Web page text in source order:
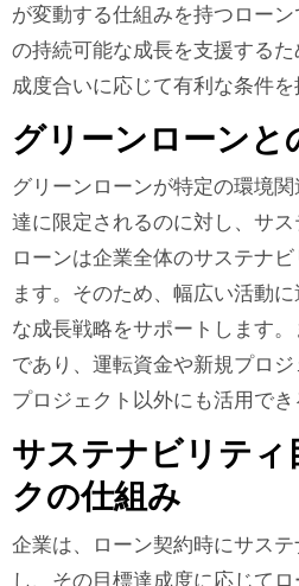
が変動する仕組みを持つロー
の持続可能な成長を支援する
成度合いに応じて有利な条件を
グリーンローンと
グリーンローンが特定の環境
達に限定されるのに対し、サス
ローンは企業全体のサステナ
ます。そのため、幅広い活動
な成長戦略をサポートします
であり、運転資金や新規プロ
プロジェクト以外にも活用でき
サステナビリティ
クの仕組み
企業は、ローン契約時にサス
し、その目標達成度に応じて